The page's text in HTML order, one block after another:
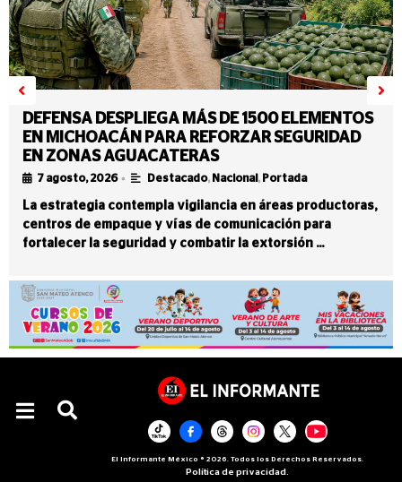
DEFENSA DESPLIEGA MÁS DE 1500 ELEMENTOS
EN MICHOACÁN PARA REFORZAR SEGURIDAD
EN ZONAS AGUACATERAS
7 agosto, 2026 • Destacado, Nacional , Portada
La estrategia contempla vigilancia en áreas productoras,
centros de empaque y vías de comunicación para
fortalecer la seguridad y combatir la extorsión …
El Informante México ® 2026. Todos los Derechos Reservados.
Política de privacidad.